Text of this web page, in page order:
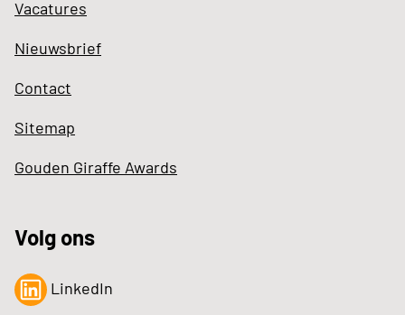
Vacatures
Nieuwsbrief
Contact
Sitemap
Gouden Giraffe Awards
Volg ons
LinkedIn